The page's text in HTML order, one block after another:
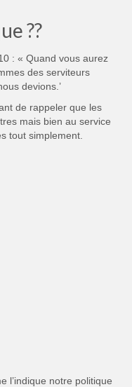
??
: « Quand vous aurez
des serviteurs
devions.’
de rappeler que les
mais bien au service
tout simplement.
l’indique notre politique